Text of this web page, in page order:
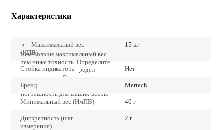
Характеристики
?
Чем больше максимальный вес
тем ниже точность. Определите
точно наибольший предел
взвешивания и Вы получите
наиболее низкие значения
погрешности для Ваших весов.
Максимальный вес
(НПВ)
15 кг
Стойка индикатора Нет
Бренд Mertech
Минимальный вес (НмПВ) 40 г
Дискретность (шаг
измерения)
2 г